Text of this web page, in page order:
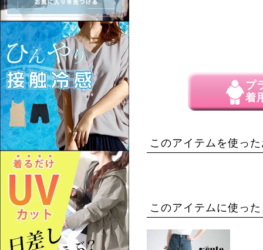
プ
着
このアイテムを使っ
このアイテムに使っ